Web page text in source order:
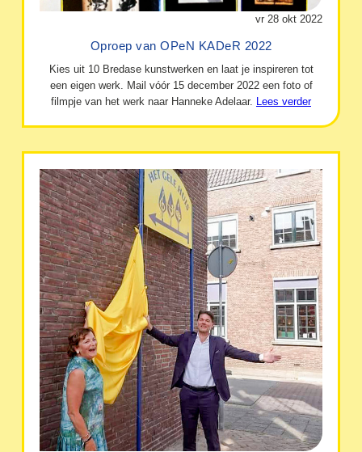
vr 28 okt 2022
Oproep van OPeN KADeR 2022
Kies uit 10 Bredase kunstwerken en laat je inspireren tot
een eigen werk. Mail vóór 15 december 2022 een foto of
filmpje van het werk naar Hanneke Adelaar.
Lees verder